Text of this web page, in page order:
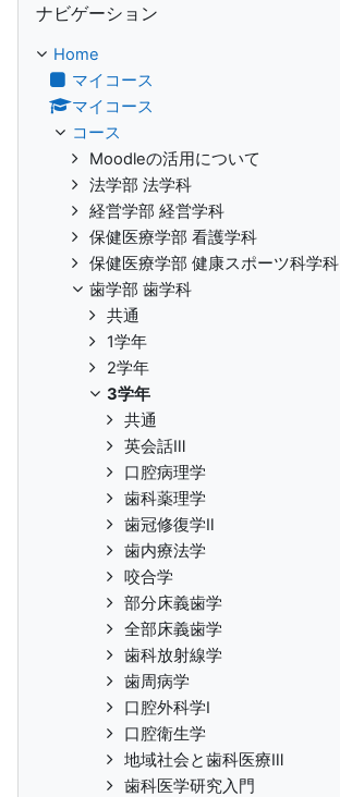
ナビゲーション
Home
マイコース
マイコース
コース
Moodleの活用について
法学部 法学科
経営学部 経営学科
保健医療学部 看護学科
保健医療学部 健康スポーツ科学科
歯学部 歯学科
共通
1学年
2学年
3学年
共通
英会話Ⅲ
口腔病理学
歯科薬理学
歯冠修復学Ⅱ
歯内療法学
咬合学
部分床義歯学
全部床義歯学
歯科放射線学
歯周病学
口腔外科学Ⅰ
口腔衛生学
地域社会と歯科医療Ⅲ
歯科医学研究入門